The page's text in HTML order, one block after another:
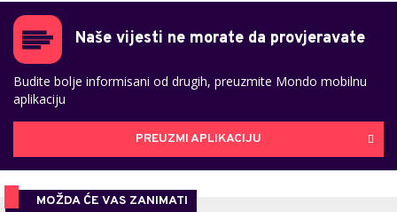
Naše vijesti ne morate da provjeravate
Budite bolje informisani od drugih, preuzmite Mondo mobilnu
aplikaciju
PREUZMI APLIKACIJU
MOŽDA ĆE VAS ZANIMATI